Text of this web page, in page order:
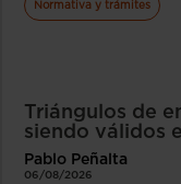
Normativa y trámites
Triángulos de
siendo válidos
Pablo Peñalta
06/08/2026